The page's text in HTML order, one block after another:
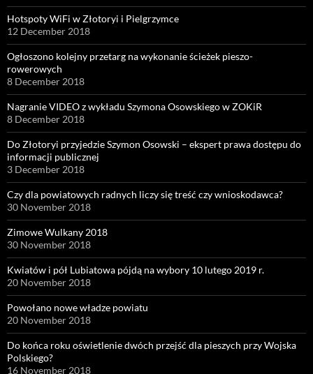
Hotspoty WiFi w Złotoryi i Pielgrzymce
12 December 2018
Ogłoszono kolejny przetarg na wykonanie ścieżek pieszo-
rowerowych
8 December 2018
Nagranie VIDEO z wykładu Szymona Osowskiego w ZOKiR
8 December 2018
Do Złotoryi przyjedzie Szymon Osowski – ekspert prawa dostępu do
informacji publicznej
3 December 2018
Czy dla powiatowych radnych liczy się treść czy wnioskodawca?
30 November 2018
Zimowe Wulkany 2018
30 November 2018
Kwiatów i pół Lubiatowa pójdą na wybory 10 lutego 2019 r.
20 November 2018
Powołano nowe władze powiatu
20 November 2018
Do końca roku oświetlenie dwóch przejść dla pieszych przy Wojska
Polskiego?
16 November 2018